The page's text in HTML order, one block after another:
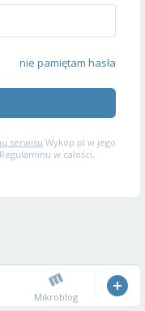
nie pamiętam hasła
serwisu Wykop.pl w jego
w całości,
Mikroblog